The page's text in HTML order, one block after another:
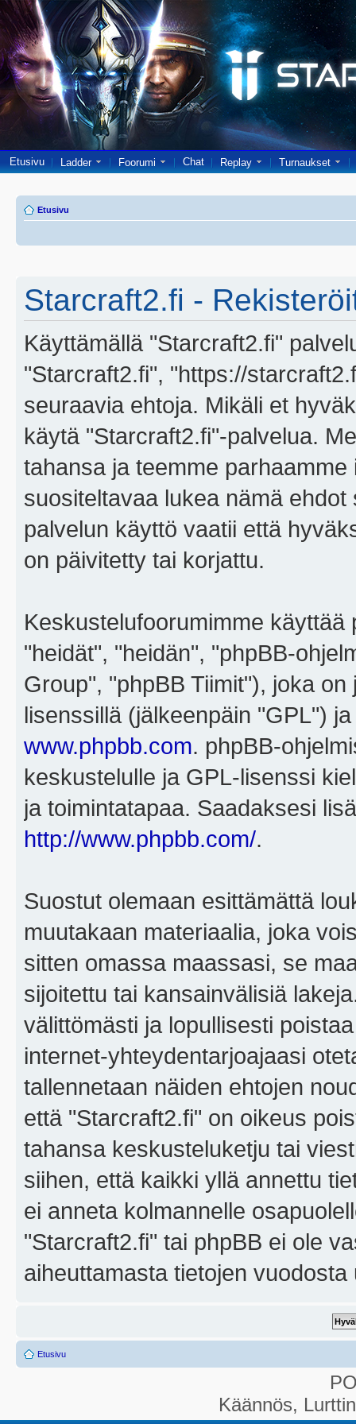
Etusivu Ladder Foorumi Chat Replay Turnaukset
Etusivu
Starcraft2.fi -
Käyttämällä "Starcraft2.fi"
"Starcraft2.fi", "https://
seuraavia ehtoja. Mikäli et
käytä "Starcraft2.fi"-palvelua.
tahansa ja teemme
suositeltavaa lukea nämä
palvelun käyttö vaatii että
on päivitetty tai korjattu.
Keskustelufoorumimme
"heidät", "heidän", "phpBB-
Group", "phpBB Tiimit"), joka on
lisenssillä (jälkeenpäin "GPL")
www.phpbb.com. phpBB-
keskustelulle ja GPL-lisenssi
ja toimintatapaa. Saadaksesi
http://www.phpbb.com/.
Suostut olemaan esittämättä
muutakaan materiaalia, joka
sitten omassa maassasi, se
sijoitettu tai kansainvälisiä
välittömästi ja lopullisesti
internet-yhteydentarjoajaasi
tallennetaan näiden ehtojen
että "Starcraft2.fi" on oikeus
tahansa keskusteluketju tai
siihen, että kaikki yllä annettu
ei anneta kolmannelle
"Starcraft2.fi" tai phpBB ei ole
aiheuttamasta tietojen
Etusivu
Käännös,